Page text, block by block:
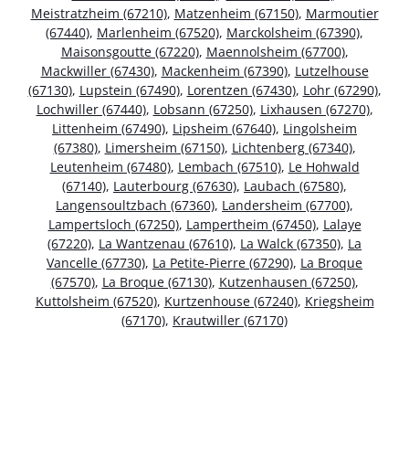
Meistratzheim (67210), Matzenheim (67150), Marmoutier
(67440), Marlenheim (67520), Marckolsheim (67390),
Maisonsgoutte (67220), Maennolsheim (67700),
Mackwiller (67430), Mackenheim (67390), Lutzelhouse
(67130), Lupstein (67490), Lorentzen (67430), Lohr (67290),
Lochwiller (67440), Lobsann (67250), Lixhausen (67270),
Littenheim (67490), Lipsheim (67640), Lingolsheim
(67380), Limersheim (67150), Lichtenberg (67340),
Leutenheim (67480), Lembach (67510), Le Hohwald
(67140), Lauterbourg (67630), Laubach (67580),
Langensoultzbach (67360), Landersheim (67700),
Lampertsloch (67250), Lampertheim (67450), Lalaye
(67220), La Wantzenau (67610), La Walck (67350), La
Vancelle (67730), La Petite-Pierre (67290), La Broque
(67570), La Broque (67130), Kutzenhausen (67250),
Kuttolsheim (67520), Kurtzenhouse (67240), Kriegsheim
(67170), Krautwiller (67170)